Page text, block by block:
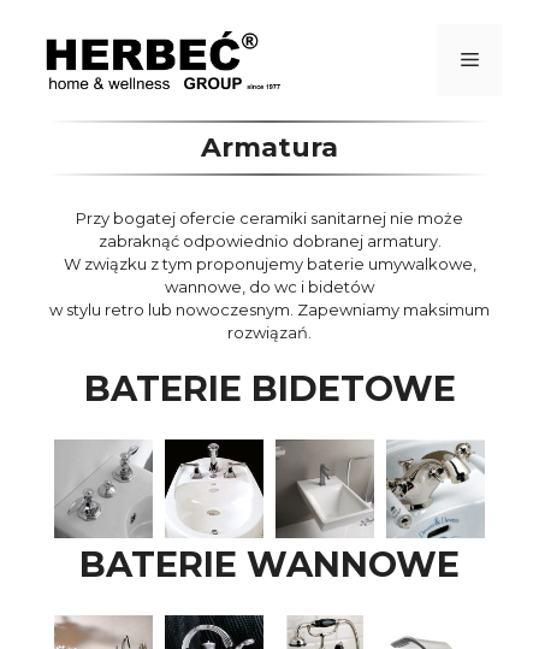
Menu
Armatura
Przy bogatej ofercie ceramiki sanitarnej nie może
zabraknąć odpowiednio dobranej armatury.
W związku z tym proponujemy baterie umywalkowe,
wannowe, do wc i bidetów
w stylu retro lub nowoczesnym. Zapewniamy maksimum
rozwiązań.
BATERIE BIDETOWE
BATERIE WANNOWE